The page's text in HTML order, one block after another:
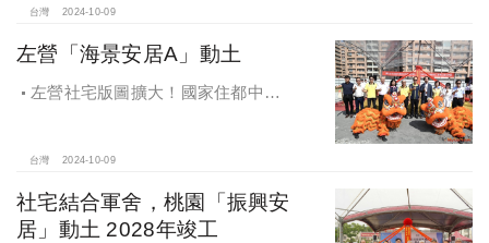
台灣 2024-10-09
左營「海景安居A」動土
左營社宅版圖擴大！國家住都中心
台灣 2024-10-09
社宅結合軍舍，桃園「振興安
居」動土 2028年竣工